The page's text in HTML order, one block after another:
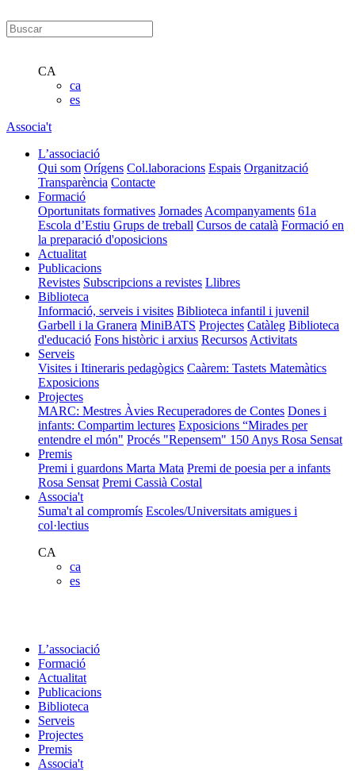
CA
ca
es
Associa't
L’associació
Qui som Orígens Col.laboracions Espais Organització
Transparència Contacte
Formació
Oportunitats formatives Jornades Acompanyaments 61a
Escola d’Estiu Grups de treball Cursos de català Formació en
la preparació d'oposicions
Actualitat
Publicacions
Revistes Subscripcions a revistes Llibres
Biblioteca
Informació, serveis i visites Biblioteca infantil i juvenil
Garbell i la Granera MiniBATS Projectes Catàleg Biblioteca
d'educació Fons històric i arxius Recursos Activitats
Serveis
Visites i Itineraris pedagògics Caàrem: Tastets Matemàtics
Exposicions
Projectes
MARC: Mestres Àvies Recuperadores de Contes Dones i
infants: Compartim lectures Exposicions “Mirades per
entendre el món" Procés "Repensem" 150 Anys Rosa Sensat
Premis
Premi i guardons Marta Mata Premi de poesia per a infants
Rosa Sensat Premi Cassià Costal
Associa't
Suma't al compromís Escoles/Universitats amigues i
col·lectius
CA
ca
es
L’associació
Formació
Actualitat
Publicacions
Biblioteca
Serveis
Projectes
Premis
Associa't